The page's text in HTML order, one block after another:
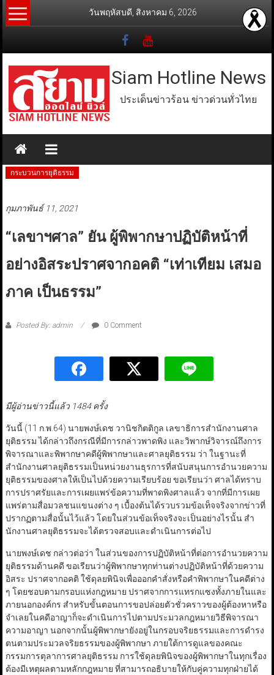
Skip
to
วันพฤหัสบดี, สิงหาคม 6, 2026
Siam Hotline News
ประเด็นข่าวร้อน ข่าวด่วนทั่วไทย
กระบวนการยุติธรรม
กุมภาพันธ์ 11, 2021
“เลขาฯศาล” ยัน ผู้พิพากษาปฏิบัติหน้าที่
อย่างอิสระปราศจากอคติ “เท่าเทียม เสมอ
ภาค เป็นธรรม”
Posted By: admin 0 Comment
มีผู้อ่านข่าวนี้แล้ว 1484 ครั้ง
วันนี้ (11 ก.พ.64) นายพงษ์เดช วานิชกิตติกูล เลขาธิการสำนักงานศาล
ยุติธรรม ได้กล่าวถึงกรณีที่มีการกล่าวพาดพิง และวิพากษ์วิจารณ์ถึงการ
พิจารณาและพิพากษาคดีผู้พิพากษาและศาลยุติธรรม ว่า ในฐานะที่
สำนักงานศาลยุติธรรมเป็นหน่วยงานธุรการที่สนับสนุนการอำนวยความ
ยุติธรรมของศาลให้เป็นไปด้วยความเรียบร้อย ขอเรียนว่า ศาลได้ทราบ
การปราศรัยและการเผยแพร่ข้อความที่พาดพิงศาลแล้ว จากที่มีการเผย
แพร่ตามสื่อมวลชนแขนงต่าง ๆ เบื้องต้นได้รวบรวมข้อเท็จจริงจากข่าวที่
ปรากฏตามสื่อนั้นไว้แล้ว โดยในส่วนข้อเท็จจริงจะเป็นอย่างไรนั้น สํา
นักงานศาลยุติธรรมจะได้ตรวจสอบและดำเนินการต่อไป
นายพงษ์เดช กล่าวต่อว่า ในส่วนของการปฏิบัติหน้าที่ต่อการอำนวยความ
ยุติธรรมด้านคดี ขอเรียนว่าผู้พิพากษาทุกท่านต่างปฏิบัติหน้าที่ด้วยความ
อิสระ ปราศจากอคติ ใช้ดุลยพินิจเพื่อออกคำสั่งหรือคำพิพากษาในคดีต่าง
ๆ โดยชอบตามกรอบแห่งกฎหมาย ปราศจากการแทรกแซงทั้งภายในและ
ภายนอกองค์กร สำหรับขั้นตอนการขอปล่อยตัวชั่วคราวของผู้ต้องหาหรือ
จำเลยในคดีอาญาก็จะดำเนินการไปตามประมวลกฎหมายวิธีพิจารณา
ความอาญา นอกจากนั้นผู้พิพากษายังอยู่ในกรอบจริยธรรมและการดำรง
ตนตามประมวลจริยธรรมของผู้พิพากษา ภายใต้การดูแลของคณะ
กรรมการตุลาการศาลยุติธรรม การใช้ดุลยพินิจของผู้พิพากษาในทุกเรื่อง
ต้องมีเหตุผลตามหลักกฎหมาย ที่สามารถอธิบายให้กับคู่ความทุกฝ่ายได้